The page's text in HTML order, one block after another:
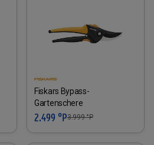
Fiskars Bypass-
Gartenschere
2.499 °P3.999°P